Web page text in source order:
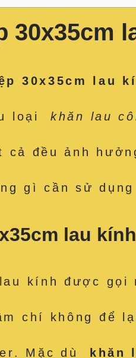
30x35cm
30x35cm lau
loại khăn lau
cả đều ảnh
gì cần sử
lau
lau kính được
chí không để
Mặc dù khăn